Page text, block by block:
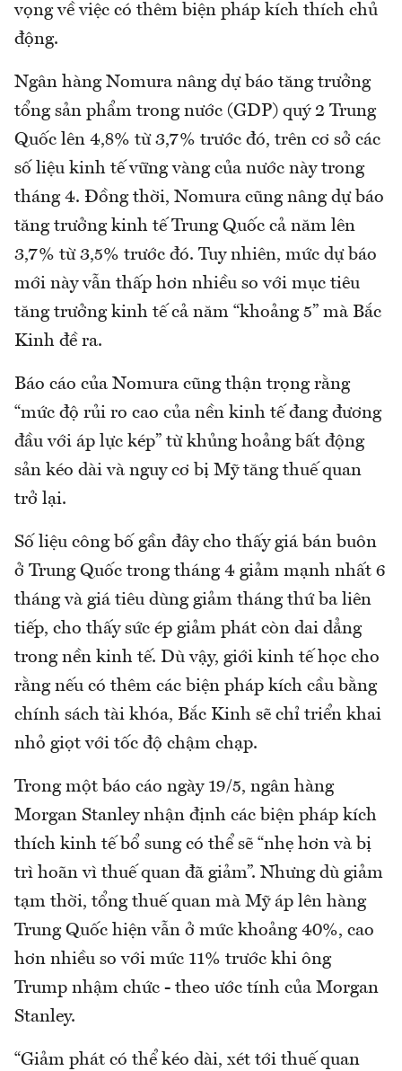
vọng về việc có thêm biện pháp kích thích chủ
động.
Ngân hàng Nomura nâng dự báo tăng trưởng
tổng sản phẩm trong nước (GDP) quý 2 Trung
Quốc lên 4,8% từ 3,7% trước đó, trên cơ sở các
số liệu kinh tế vững vàng của nước này trong
tháng 4. Đồng thời, Nomura cũng nâng dự báo
tăng trưởng kinh tế Trung Quốc cả năm lên
3,7% từ 3,5% trước đó. Tuy nhiên, mức dự báo
mới này vẫn thấp hơn nhiều so với mục tiêu
tăng trưởng kinh tế cả năm “khoảng 5” mà Bắc
Kinh đề ra.
Báo cáo của Nomura cũng thận trọng rằng
“mức độ rủi ro cao của nền kinh tế đang đương
đầu với áp lực kép” từ khủng hoảng bất động
sản kéo dài và nguy cơ bị Mỹ tăng thuế quan
trở lại.
Số liệu công bố gần đây cho thấy giá bán buôn
ở Trung Quốc trong tháng 4 giảm mạnh nhất 6
tháng và giá tiêu dùng giảm tháng thứ ba liên
tiếp, cho thấy sức ép giảm phát còn dai dẳng
trong nền kinh tế. Dù vậy, giới kinh tế học cho
rằng nếu có thêm các biện pháp kích cầu bằng
chính sách tài khóa, Bắc Kinh sẽ chỉ triển khai
nhỏ giọt với tốc độ chậm chạp.
Trong một báo cáo ngày 19/5, ngân hàng
Morgan Stanley nhận định các biện pháp kích
thích kinh tế bổ sung có thể sẽ “nhẹ hơn và bị
trì hoãn vì thuế quan đã giảm”. Nhưng dù giảm
tạm thời, tổng thuế quan mà Mỹ áp lên hàng
Trung Quốc hiện vẫn ở mức khoảng 40%, cao
hơn nhiều so với mức 11% trước khi ông
Trump nhậm chức - theo ước tính của Morgan
Stanley.
“Giảm phát có thể kéo dài, xét tới thuế quan